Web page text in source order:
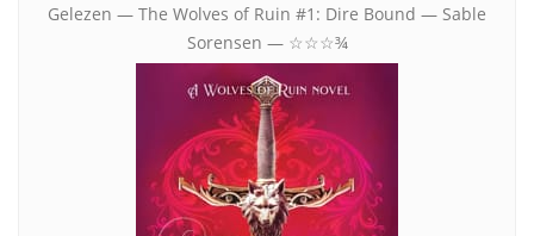
Gelezen — The Wolves of Ruin #1: Dire Bound — Sable
Sorensen — ☆☆☆¾